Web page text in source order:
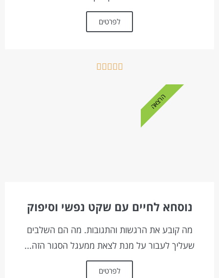
לפרטים





נוסחא לחיים עם שקט נפשי וסיפוק
מה קובע את הרגשות והתגובות. מה הם השלבים
שעליך לעבור על מנת לצאת ממעגל הסגור הזה...
לפרטים
הרצאה